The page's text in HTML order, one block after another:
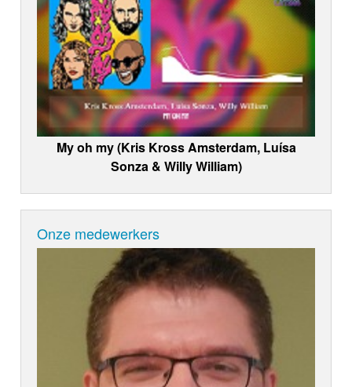
My oh my (Kris Kross Amsterdam, Luísa
Sonza & Willy William)
Onze medewerkers